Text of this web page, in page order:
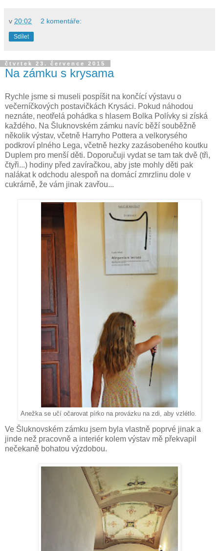
v 20:02 2 komentáře:
Sdílet
čtvrtek 23. července 2015
Na zámku s krysama
Rychle jsme si museli pospíšit na končící výstavu o
večerníčkových postavičkách Krysáci. Pokud náhodou
neznáte, neotřelá pohádka s hlasem Bolka Polívky si získá
každého. Na Šluknovském zámku navíc běží souběžně
několik výstav, včetně Harryho Pottera a velkorysého
podkroví plného Lega, včetně hezky zazásobeného koutku
Duplem pro menší děti. Doporučuji vydat se tam tak dvě (tři,
čtyři...) hodiny před zavíračkou, aby jste mohly děti pak
nalákat k odchodu alespoň na domácí zmrzlinu dole v
cukrárně, že vám jinak zavřou...
Anežka se učí očarovat pírko na provázku na zdi, aby vzlétlo.
Ve Šluknovském zámku jsem byla vlastně poprvé jinak a
jinde než pracovně a interiér kolem výstav mě překvapil
nečekaně bohatou výzdobou.